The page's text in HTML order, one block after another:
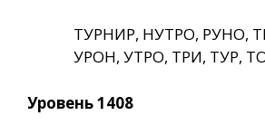
ТУРНИР, НУТРО, РУНО,
УРОН, УТРО, ТРИ, ТУР,
Уровень 1408